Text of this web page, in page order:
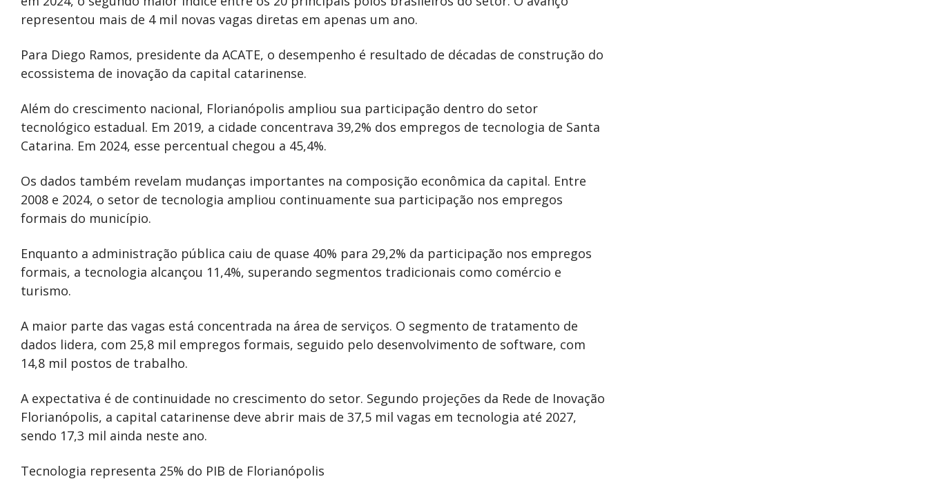
representou mais de 4 mil novas vagas diretas em apenas um ano.
Para Diego Ramos, presidente da ACATE, o desempenho é resultado de décadas de construção do
ecossistema de inovação da capital catarinense.
Além do crescimento nacional, Florianópolis ampliou sua participação dentro do setor
tecnológico estadual. Em 2019, a cidade concentrava 39,2% dos empregos de tecnologia de Santa
Catarina. Em 2024, esse percentual chegou a 45,4%.
Os dados também revelam mudanças importantes na composição econômica da capital. Entre
2008 e 2024, o setor de tecnologia ampliou continuamente sua participação nos empregos
formais do município.
Enquanto a administração pública caiu de quase 40% para 29,2% da participação nos empregos
formais, a tecnologia alcançou 11,4%, superando segmentos tradicionais como comércio e
turismo.
A maior parte das vagas está concentrada na área de serviços. O segmento de tratamento de
dados lidera, com 25,8 mil empregos formais, seguido pelo desenvolvimento de software, com
14,8 mil postos de trabalho.
A expectativa é de continuidade no crescimento do setor. Segundo projeções da Rede de Inovação
Florianópolis, a capital catarinense deve abrir mais de 37,5 mil vagas em tecnologia até 2027,
sendo 17,3 mil ainda neste ano.
Tecnologia representa 25% do PIB de Florianópolis